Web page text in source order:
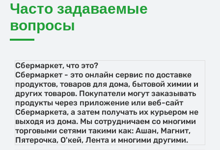
Часто задаваемые
вопросы
Сбермаркет, что это?
Сбермаркет - это онлайн сервис по доставке
продуктов, товаров для дома, бытовой химии и
других товаров. Покупатели могут заказывать
продукты через приложение или веб-сайт
Сбермаркета, а затем получать их курьером не
выходя из дома. Мы сотрудничаем со многими
торговыми сетями такими как: Ашан, Магнит,
Пятерочка, О'кей, Лента и многими другими.